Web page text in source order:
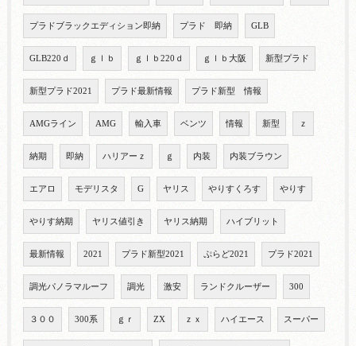
プラドブラックエディション即納 プラド 即納 GLB
GLB220ｄ ｇｌｂ ｇｌｂ220ｄ ｇｌｂ大阪 新型プラド
新型プラド2021 プラド最新情報 プラド新型 情報
AMGライン AMG 輸入車 ベンツ 情報 新型 ｚ
納期 即納 ハリアーｚ ｇ 内装 内装ブラウン
エアロ モデリスタ G ヤリス やりすくろす やりす
やりす納期 ヤリス値引き ヤリス納期 ハイブリット
最新情報 2021 プラド新型2021 ぷらど2021 プラド2021
調光パノラマルーフ 調光 激安 ランドクルーザー 300
３００ 300系 ｇｒ ZX ｚｘ ハイエース スーパー